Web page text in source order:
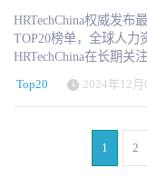
不包含市值核心构成非HR业务的公司 入
元 每月设有动态调整，更具行业参考价值 ps:连续3个月市值低于10
亿美元，我们将会从榜单中
订阅HRTech的每周通
HRTech资讯第一时间与中国同仁分享
专注人力资源科技商
第三方专业服务机构
HRTechChina权威发布
TOP20榜单，全球人力
HRTechChina在长期关
值榜单，为我们提供了
财报发布和各国经济情
到了不同的表现。一起来看看。 2024全球人力
牌市值TOP20榜单（2024年12月
HRTechChina.com (另
Top20 2024年12月
1 2